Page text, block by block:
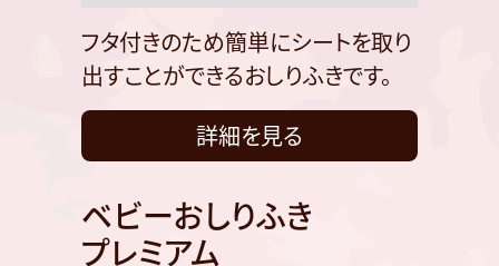
フタ付きのため簡単にシートを取り
出すことができるおしりふきです。
詳細を見る
ベビーおしりふき
プレミアム